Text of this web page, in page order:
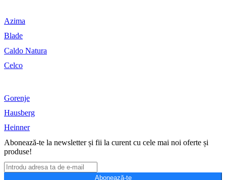
Azima
Blade
Caldo Natura
Celco
Gorenje
Hausberg
Heinner
Abonează-te la newsletter și fii la curent cu cele mai noi oferte și
produse!
Abonează-te